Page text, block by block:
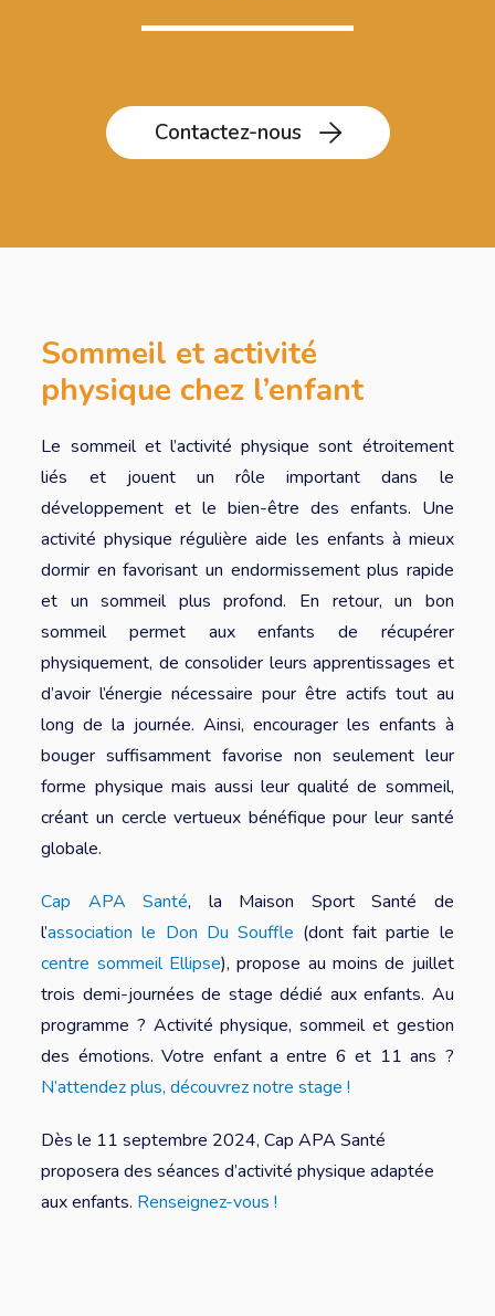
Contactez-nous
Sommeil et activité
physique chez l’enfant
Le sommeil et l’activité physique sont étroitement
liés et jouent un rôle important dans le
développement et le bien-être des enfants. Une
activité physique régulière aide les enfants à mieux
dormir en favorisant un endormissement plus rapide
et un sommeil plus profond. En retour, un bon
sommeil permet aux enfants de récupérer
physiquement, de consolider leurs apprentissages et
d’avoir l’énergie nécessaire pour être actifs tout au
long de la journée. Ainsi, encourager les enfants à
bouger suffisamment favorise non seulement leur
forme physique mais aussi leur qualité de sommeil,
créant un cercle vertueux bénéfique pour leur santé
globale.
Cap APA Santé, la Maison Sport Santé de
l’association le Don Du Souffle (dont fait partie le
centre sommeil Ellipse), propose au moins de juillet
trois demi-journées de stage dédié aux enfants. Au
programme ? Activité physique, sommeil et gestion
des émotions. Votre enfant a entre 6 et 11 ans ?
N’attendez plus, découvrez notre stage !
Dès le 11 septembre 2024, Cap APA Santé
proposera des séances d’activité physique adaptée
aux enfants. Renseignez-vous !